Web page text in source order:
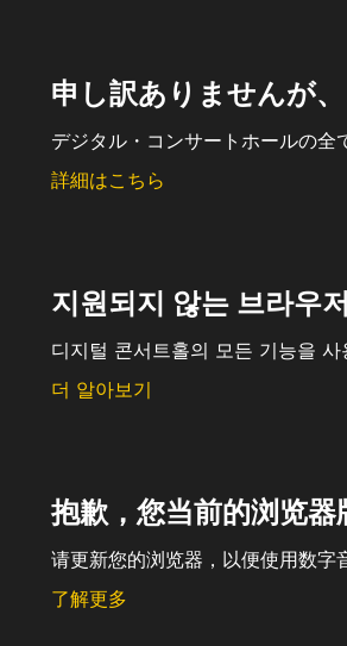
申し訳ありませんが
デジタル・コンサートホールの全
詳細はこちら
지원되지 않는 브라우
디지털 콘서트홀의 모든 기능을
더 알아보기
抱歉，您当前的浏览器
请更新您的浏览器，以便使用数字
了解更多